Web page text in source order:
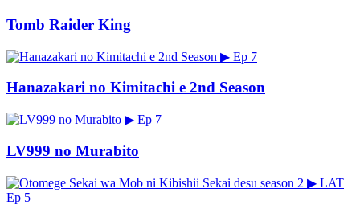
Tomb Raider King
▶ Ep 7
Hanazakari no Kimitachi e 2nd Season
▶ Ep 7
LV999 no Murabito
▶ LAT
Ep 5